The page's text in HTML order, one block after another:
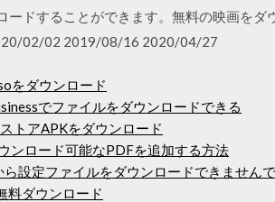
ードすることができます。無料の映画を
02/02 2019/08/16 2020/04/27
をダウンロード
でファイルをダウンロードできる
トアAPKをダウンロード
ンロード可能なPDFを追加する方法
ら設定ファイルをダウンロードできません
料ダウンロード